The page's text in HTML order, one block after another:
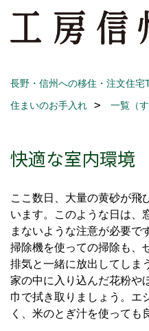
長野・信州への移住・注文住宅
住まいのお手入れ
一覧（
快適な室内環境
ここ数日、大量の黄砂が飛
います。このような日は、
まないような注意が必要で
掃除機を使っての掃除も、
排気と一緒に放出してしま
家の中に入り込んだ花粉や
巾で拭き取りましょう。エ
く、米のとぎ汁を使っても